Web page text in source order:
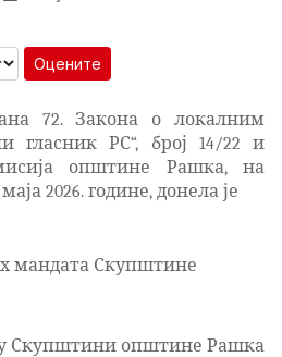
72. Закона о локалним
гласник РС“, број 14/22 и
општине Рашка, на
2026. године, донела је
мандата Скупштине
у Скупштини општине Рашка